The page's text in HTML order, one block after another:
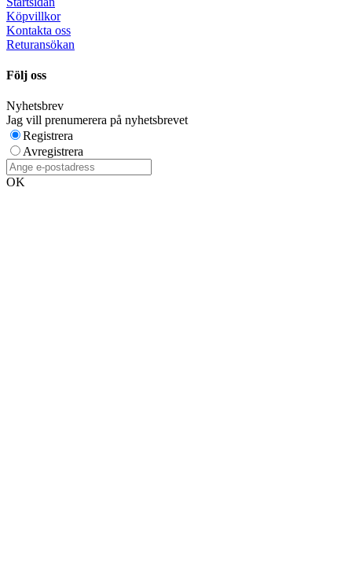
Köpvillkor
Kontakta oss
Returansökan
Följ oss
Nyhetsbrev
Jag vill prenumerera på nyhetsbrevet
Registrera
Avregistrera
OK